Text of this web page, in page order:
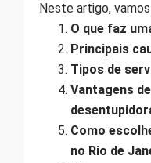
Neste artigo,
O que faz
Principais
Tipos de
Vantagens
Como
no Rio de